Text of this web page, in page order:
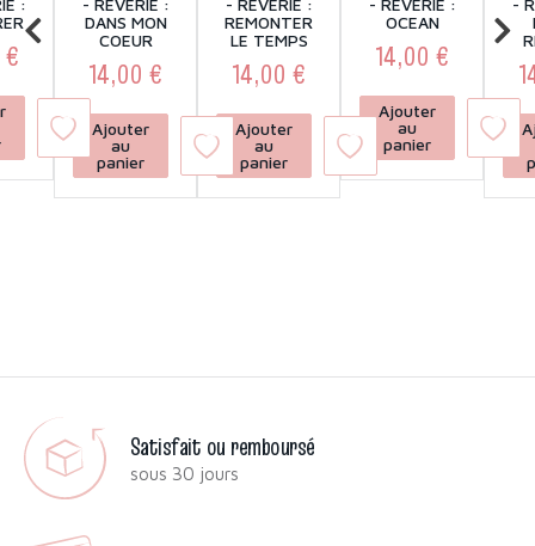
:
- RÊVERIE :
DANS MON
COEUR
Prix
14,00 €
Ajouter
au
panier
- RÊVERIE :
REMONTER
LE TEMPS
Prix
14,00 €
Ajouter
au
panier
- RÊVERIE :
OCEAN
Prix
14,00 €
Ajouter
au
panier
-
Satisfait ou remboursé
sous 30 jours